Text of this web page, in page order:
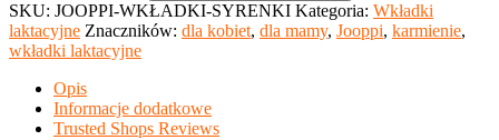
SKU: JOOPPI-WKŁADKI-SYRENKI Kategoria: Wkładki
laktacyjne Znaczników: dla kobiet, dla mamy, Jooppi, karmienie,
wkładki laktacyjne
Opis
Informacje dodatkowe
Trusted Shops Reviews